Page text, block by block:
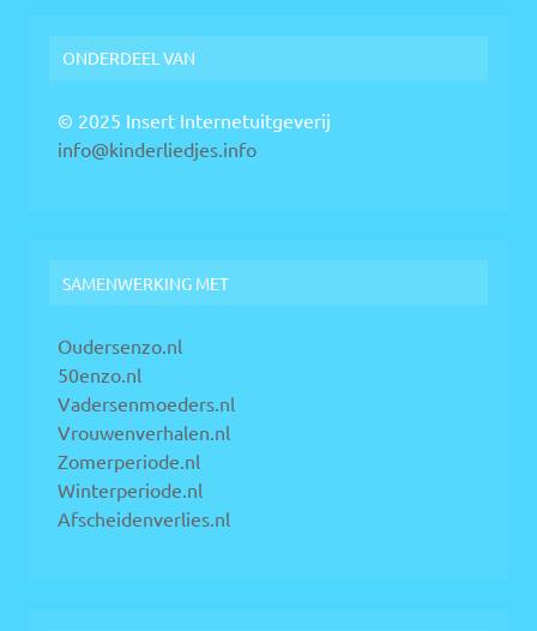
ONDERDEEL VAN
© 2025 Insert Internetuitgeverij
info@kinderliedjes.info
SAMENWERKING MET
Oudersenzo.nl
50enzo.nl
Vadersenmoeders.nl
Vrouwenverhalen.nl
Zomerperiode.nl
Winterperiode.nl
Afscheidenverlies.nl